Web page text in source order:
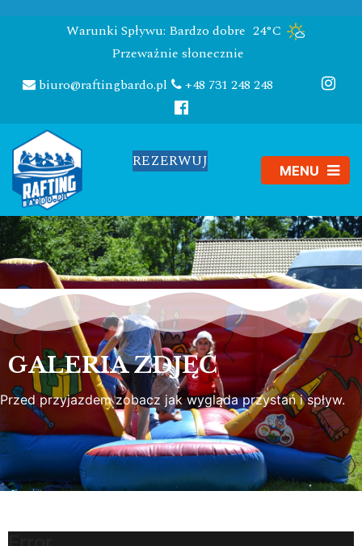
Warunki Spływu: Bardzo dobre 24°C
Przeważnie słonecznie
biuro@raftingbardo.pl
+48 731 248 248
REZERWUJ
GALERIA ZDJĘĆ
Przed przyjazdem zobacz jak wygląda przystań i spływ.